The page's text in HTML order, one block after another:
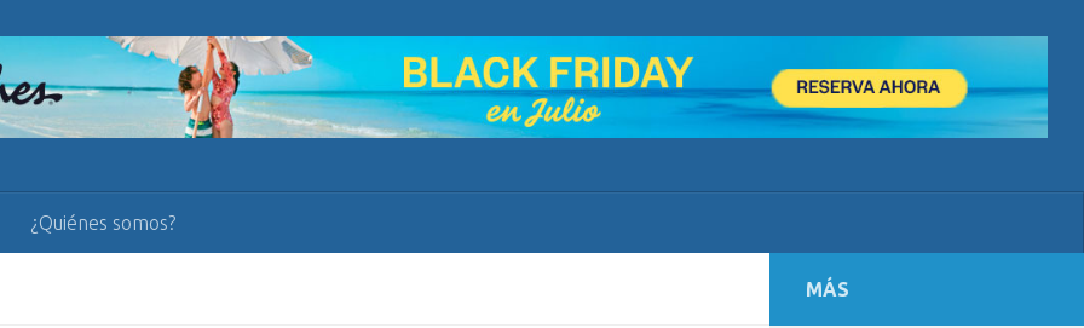
¿Quiénes somos?
MÁS